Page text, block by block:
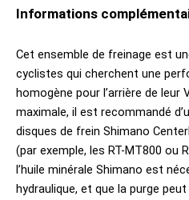
Informations
Cet ensemble de freinage est
cyclistes qui cherchent une
homogène pour l’arrière de leur
maximale, il est recommandé
disques de frein Shimano
(par exemple, les RT-MT800 ou
l’huile minérale Shimano est
hydraulique, et que la purge